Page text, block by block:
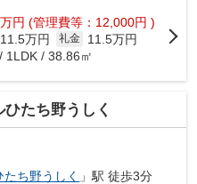
万円 (管理費等：12,000円 )
11.5万円 礼金
11.5万円
1LDK / 38.86㎡
たち野うしく
たち野うしく
」駅 徒歩3分